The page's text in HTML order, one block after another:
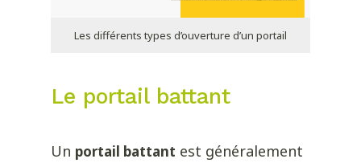
Les différents types d’ouverture d’un portail
Le portail battant
Un portail battant est généralement